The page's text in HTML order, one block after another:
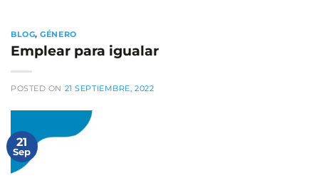
BLOG,GÉNERO
Emplear para igualar
POSTED ON 21 SEPTIEMBRE, 2022
21
Sep